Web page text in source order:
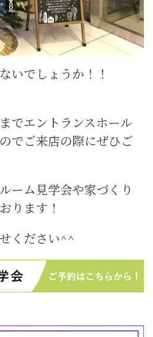
いでしょうか！！
でエントランスホール
でご来店の際にぜひご
ーム見学会や家づくり
ります！
ください^^